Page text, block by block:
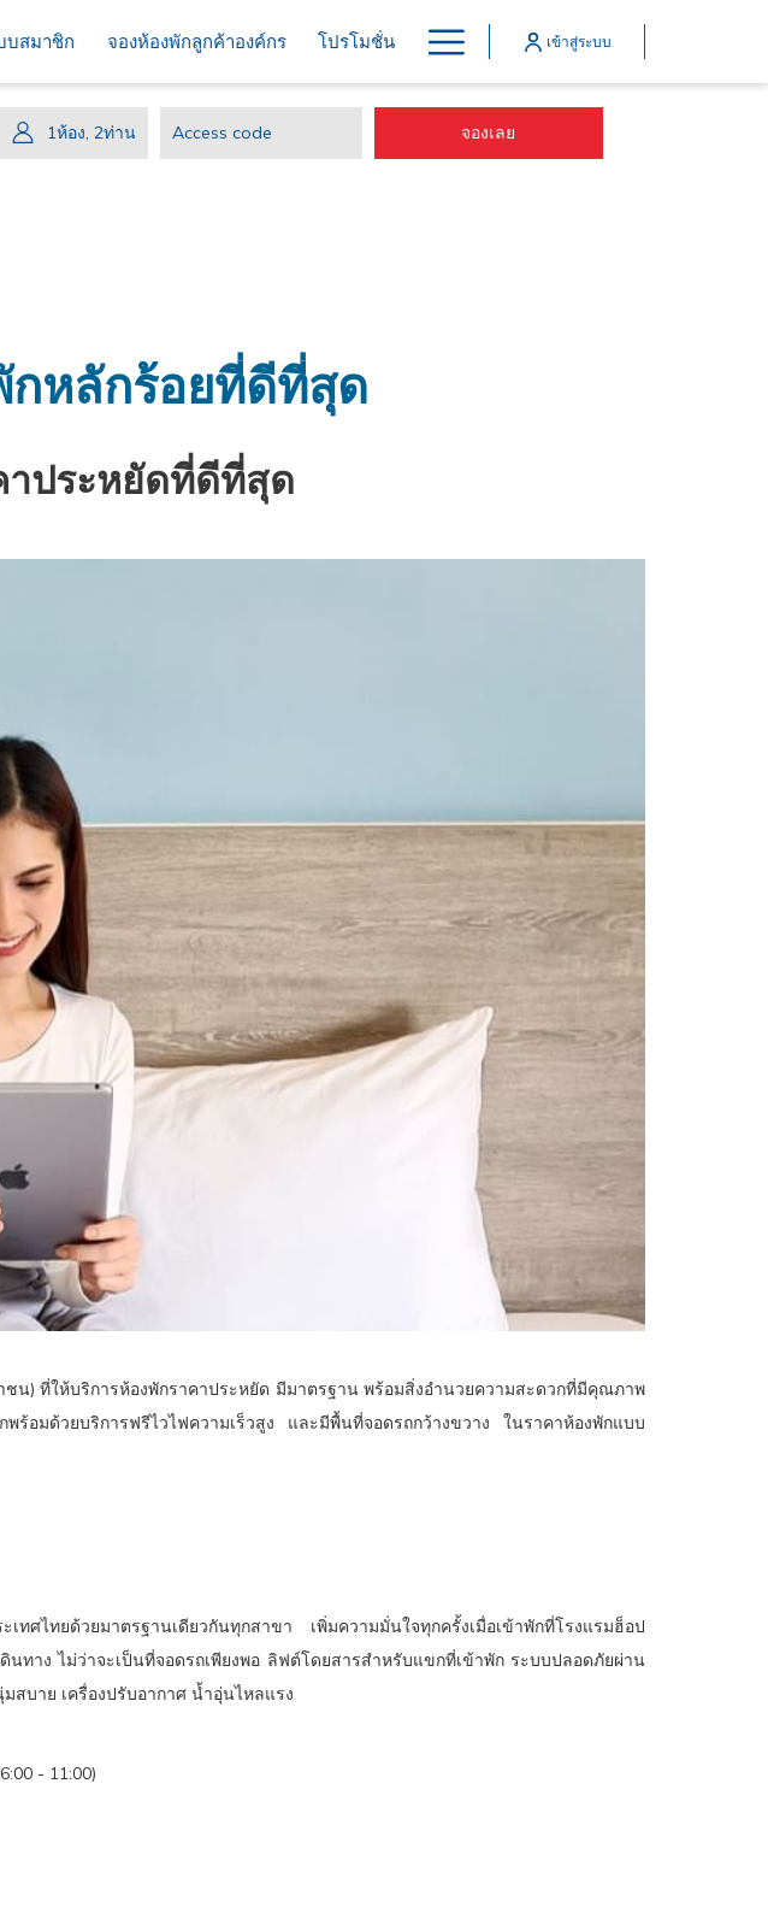
บสมาชิก จองห้องพักลูกค้าองค์กร โปรโมชั่น Hamburger
Menu
เข้าสู่ระบบ
1ห้อง, 2ท่าน จองเลย
กหลักร้อยที่ดีที่สุด
าประหยัดที่ดีที่สุด
น) ที่ให้บริการห้องพักราคาประหยัด มีมาตรฐาน พร้อมสิ่งอำนวยความสะดวกที่มีคุณภาพ
อมด้วยบริการฟรีไวไฟความเร็วสูง และมีพื้นที่จอดรถกว้างขวาง ในราคาห้องพักแบบ
เทศไทยด้วยมาตรฐานเดียวกันทุกสาขา เพิ่มความมั่นใจทุกครั้งเมื่อเข้าพักที่โรงแรมฮ็อป
นทาง ไม่ว่าจะเป็นที่จอดรถเพียงพอ ลิฟต์โดยสารสำหรับแขกที่เข้าพัก ระบบปลอดภัยผ่าน
สบาย เครื่องปรับอากาศ น้ำอุ่นไหลแรง
- 11:00)